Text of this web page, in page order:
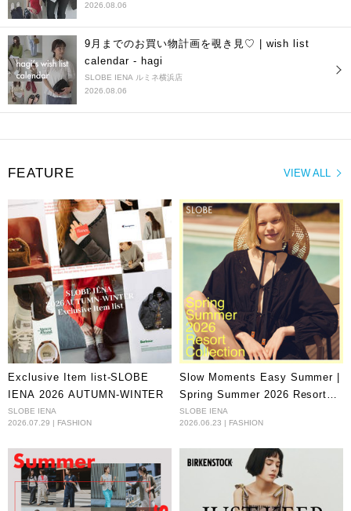
2026.08.06
9月までのお買い物計画を覗き見♡ | wish list
calendar - hagi
SLOBE IENA ルミネ横浜店
2026.08.06
VIEW ALL
FEATURE
Exclusive Item list-SLOBE
IENA 2026 AUTUMN-WINTER
SLOBE IENA
2026.07.29 | FASHION
Slow Moments Easy Summer |
Spring Summer 2026 Resort
Collection
SLOBE IENA
2026.06.23 | FASHION